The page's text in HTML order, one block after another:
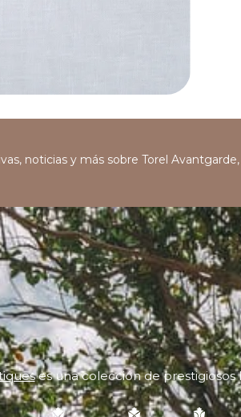
noticias y más sobre Torel
es una colección de